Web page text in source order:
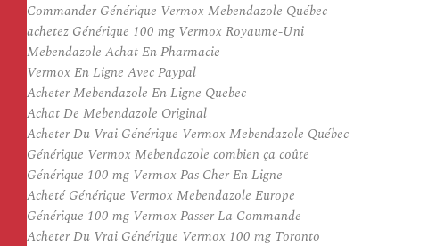
Commander Générique Vermox Mebendazole Québec
achetez Générique 100 mg Vermox Royaume-Uni
Mebendazole Achat En Pharmacie
Vermox En Ligne Avec Paypal
Acheter Mebendazole En Ligne Quebec
Achat De Mebendazole Original
Acheter Du Vrai Générique Vermox Mebendazole Québec
Générique Vermox Mebendazole combien ça coûte
Générique 100 mg Vermox Pas Cher En Ligne
Acheté Générique Vermox Mebendazole Europe
Générique 100 mg Vermox Passer La Commande
Acheter Du Vrai Générique Vermox 100 mg Toronto